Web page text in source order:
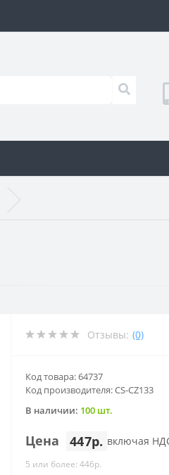
Отзывы: (0)
Код товара: 64737
Код производителя: CS-CZ133
В наличии: 100 шт.
Цена 447р. включая
5 или более: 446р.